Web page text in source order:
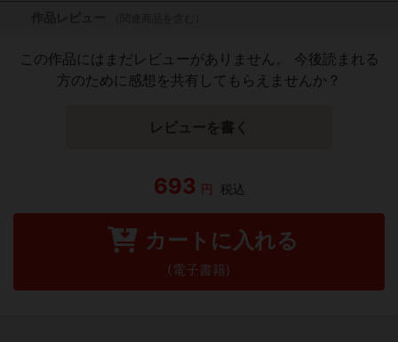
この作品にはまだレビューがありません。 今後読まれる
方のために感想を共有してもらえませんか？
レビューを書く
693 円 税込
カートに入れる
(電子書籍)